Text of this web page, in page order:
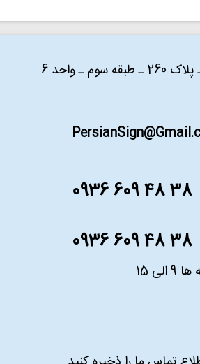
واحد 6
38 48 609 0936